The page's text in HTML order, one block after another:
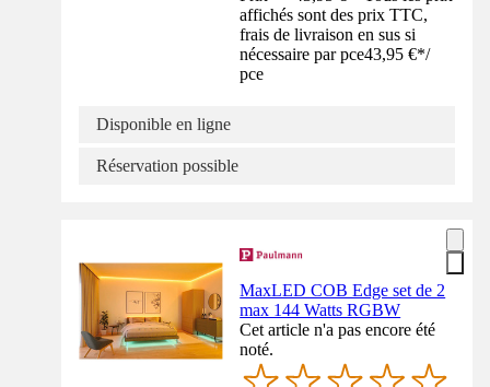
affichés sont des prix TTC,
frais de livraison en sus si
nécessaire par pce43,95 €*/
pce
Disponible en ligne
Réservation possible
MaxLED COB Edge set de 2
max 144 Watts RGBW
Cet article n'a pas encore été
noté.